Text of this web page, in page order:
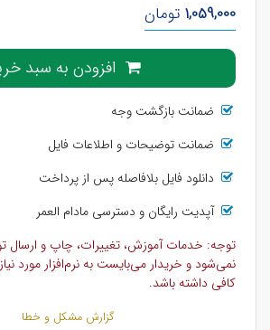
1,059,000 تومان
افزودن به سبد
ضمانت بازگشت وجه
ضمانت توضیحات و اطلاعات فایل
دانلود فایل بلافاصله پس از پرداخت
آپدیت رایگان و دسترسی مادام العمر
توجه: خدمات آموزش، تغییرات، چاپ و ارسال
نمی‌شود و خریدار می‌بایست به نرم‌افزار مورد
کافی داشته باشد.
گزارش مشکل و خطا